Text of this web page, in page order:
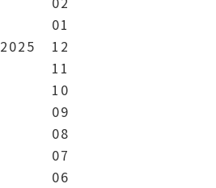
01
2025
12
11
10
09
08
07
06